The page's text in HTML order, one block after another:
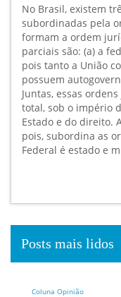
No Brasil, existem
subordinadas pela
formam a ordem
parciais são: (a) a
pois tanto a União
possuem
Juntas, essas
total, sob o império
Estado e do direito.
pois, subordina as
Federal é estado e
Posts mais lidos
Coluna Opinião